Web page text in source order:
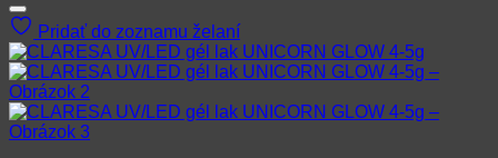
Pridať do zoznamu želaní